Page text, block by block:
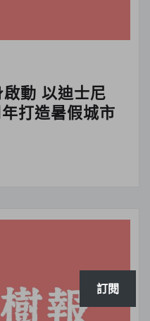
動 以迪士尼
打造暑假城市
訂閱